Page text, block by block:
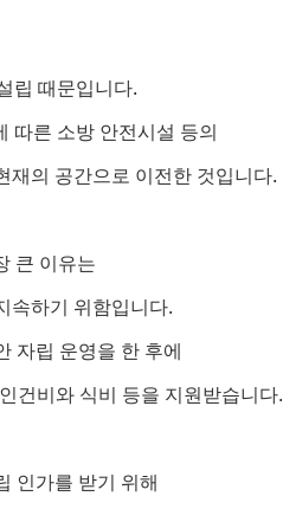
립 때문입니다.
따른 소방 안전시설 등의
재의 공간으로 이전한 것입니다.
큰 이유는
속하기 위함입니다.
자립 운영을 한 후에
건비와 식비 등을 지원받습니다.
인가를 받기 위해